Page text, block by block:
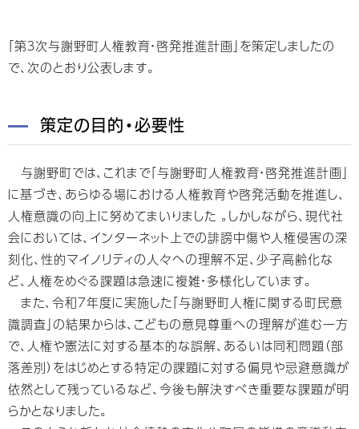
「第３次与謝野町人権教育・啓発推進計画」を策定しましたの
で、次のとおり公表します。
策定の目的・必要性
与謝野町では、これまで「与謝野町人権教育・啓発推進計画」
に基づき、あらゆる場における人権教育や啓発活動を推進し、
人権意識の向上に努めてまいりました 。しかしながら、現代社
会においては、インターネット上での誹謗中傷や人権侵害の深
刻化、性的マイノリティの人々への理解不足、少子高齢化な
ど、人権をめぐる課題は急速に複雑・多様化しています。
また、令和7年度に実施した「与謝野町人権に関する町民意
識調査」の結果からは、こどもの意見尊重への理解が進む一方
で、人権や憲法に対する基本的な誤解、あるいは同和問題（部
落差別）をはじめとする特定の課題に対する偏見や忌避意識が
依然として残っているなど、今後も解決すべき重要な課題が明
らかとなりました。